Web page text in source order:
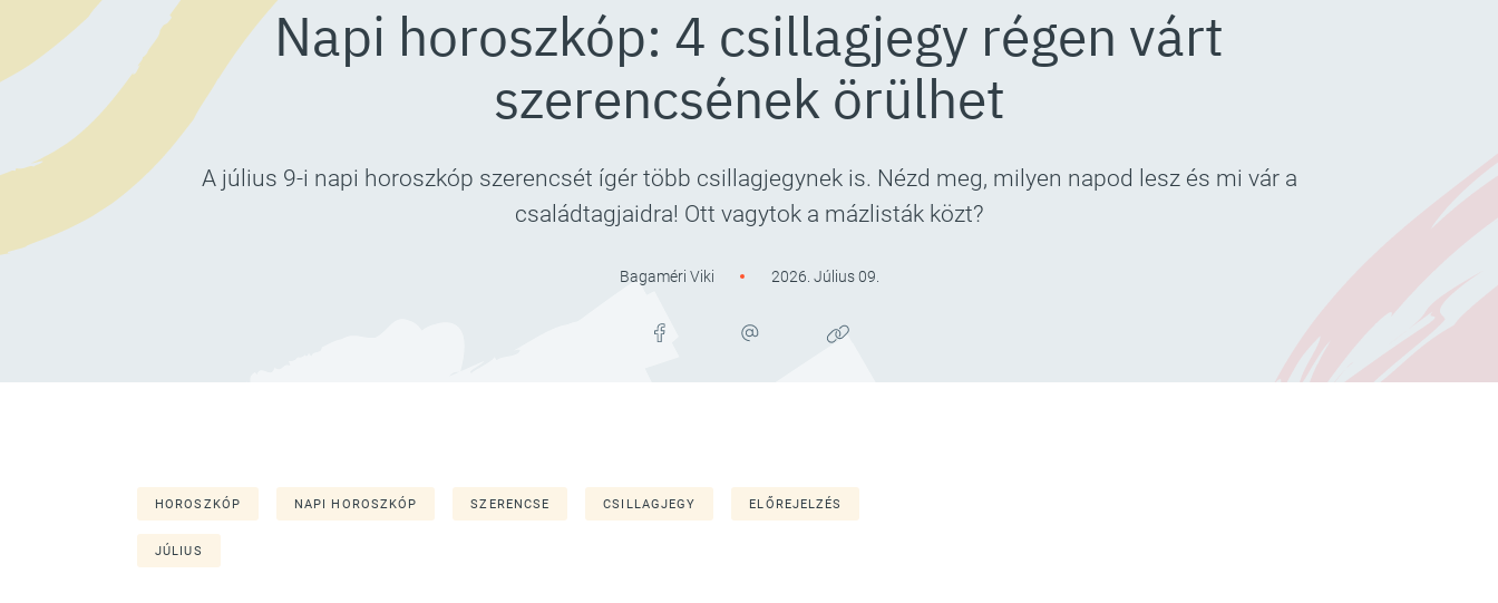
Napi horoszkóp: 4 csillagjegy régen várt
szerencsének örülhet
A július 9-i napi horoszkóp szerencsét ígér több csillagjegynek is. Nézd meg, milyen napod lesz és mi vár a
családtagjaidra! Ott vagytok a mázlisták közt?
Bagaméri Viki 2026. Július 09.
HOROSZKÓP NAPI HOROSZKÓP SZERENCSE CSILLAGJEGY ELŐREJELZÉS
JÚLIUS